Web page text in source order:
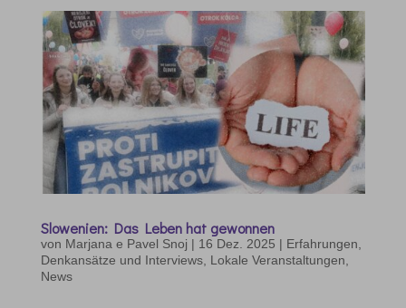
Slowenien: Das Leben hat gewonnen
von Marjana e Pavel Snoj | 16 Dez. 2025 | Erfahrungen,
Denkansätze und Interviews, Lokale Veranstaltungen
News